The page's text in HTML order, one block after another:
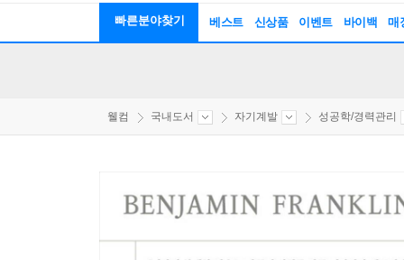
빠른분야찾기 베스트 신상품 이벤트 바이백 매
웰컴 국내도서 자기계발 성공학/경력관리